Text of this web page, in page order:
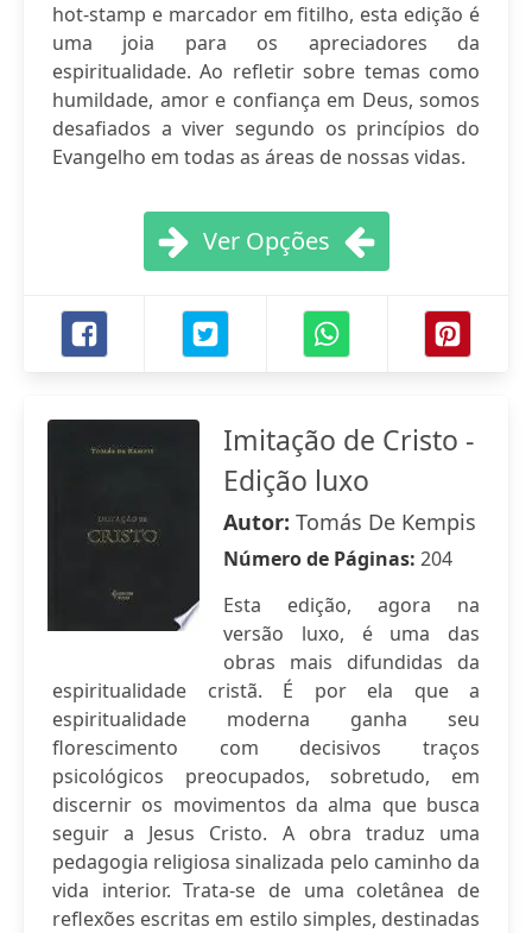
hot-stamp e marcador em fitilho, esta edição é
uma joia para os apreciadores da
espiritualidade. Ao refletir sobre temas como
humildade, amor e confiança em Deus, somos
desafiados a viver segundo os princípios do
Evangelho em todas as áreas de nossas vidas.
Ver Opções
Imitação de Cristo -
Edição luxo
Autor: Tomás De Kempis
Número de Páginas: 204
Esta edição, agora na
versão luxo, é uma das
obras mais difundidas da
espiritualidade cristã. É por ela que a
espiritualidade moderna ganha seu
florescimento com decisivos traços
psicológicos preocupados, sobretudo, em
discernir os movimentos da alma que busca
seguir a Jesus Cristo. A obra traduz uma
pedagogia religiosa sinalizada pelo caminho da
vida interior. Trata-se de uma coletânea de
reflexões escritas em estilo simples, destinadas